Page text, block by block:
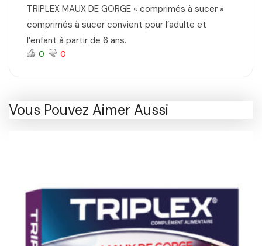
TRIPLEX MAUX DE GORGE « comprimés à sucer »
comprimés à sucer convient pour l’adulte et
l’enfant à partir de 6 ans.
0 0
Vous Pouvez Aimer Aussi